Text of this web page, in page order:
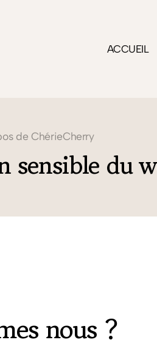
ACCUEIL
de ChérieCherry
sensible du
nous ?